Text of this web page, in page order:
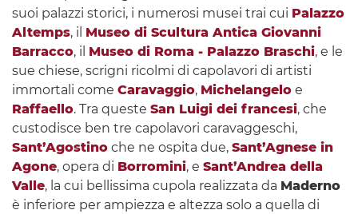
suoi palazzi storici, i numerosi musei trai cui Palazzo
Altemps, il Museo di Scultura Antica Giovanni
Barracco, il Museo di Roma - Palazzo Braschi, e le
sue chiese, scrigni ricolmi di capolavori di artisti
immortali come Caravaggio, Michelangelo e
Raffaello. Tra queste San Luigi dei francesi, che
custodisce ben tre capolavori caravaggeschi,
Sant’Agostino che ne ospita due, Sant’Agnese in
Agone, opera di Borromini, e Sant’Andrea della
Valle, la cui bellissima cupola realizzata da Maderno
è inferiore per ampiezza e altezza solo a quella di